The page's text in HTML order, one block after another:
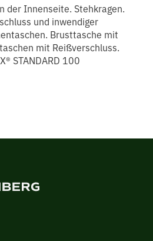
der Innenseite. Stehkragen.
und inwendiger
Brusttasche mit
mit Reißverschluss.
STANDARD 100